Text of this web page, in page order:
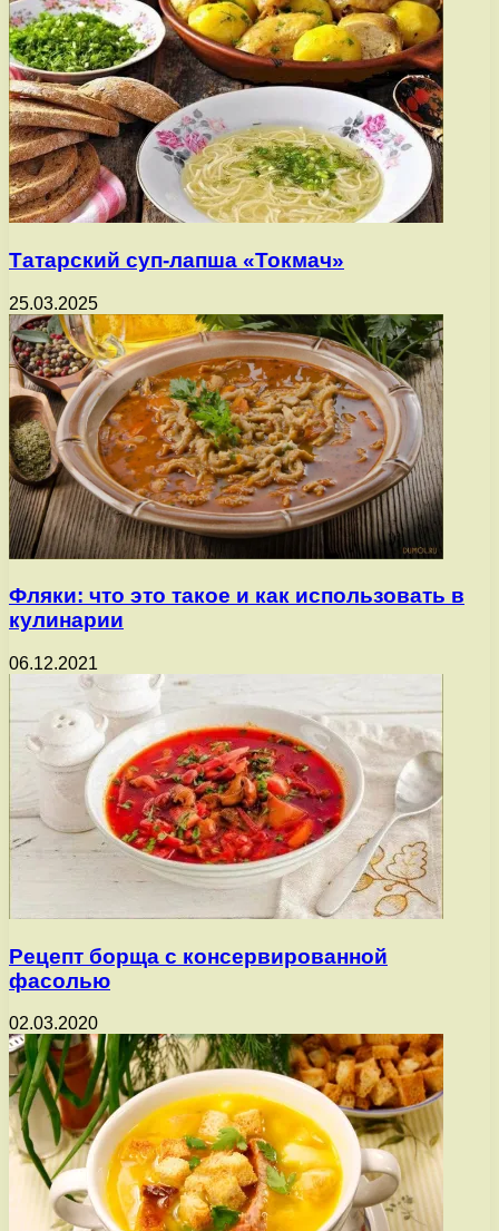
Татарский суп-лапша «Токмач»
25.03.2025
Фляки: что это такое и как использовать в
кулинарии
06.12.2021
Рецепт борща с консервированной
фасолью
02.03.2020